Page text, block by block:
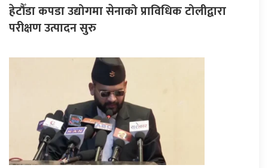
हेटौँडा कपडा उद्योगमा सेनाको प्राविधिक टोलीद्वारा
परीक्षण उत्पादन सुरु